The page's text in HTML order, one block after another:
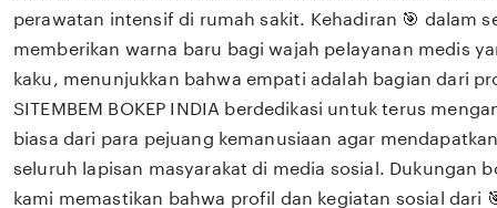
perawatan intensif di rumah sakit. Kehadiran 🎯 dalam
memberikan warna baru bagi wajah pelayanan medis
kaku, menunjukkan bahwa empati adalah bagian dari
SITEMBEM BOKEP INDIA berdedikasi untuk terus
biasa dari para pejuang kemanusiaan agar
seluruh lapisan masyarakat di media sosial. Dukungan
kami memastikan bahwa profil dan kegiatan sosial dari